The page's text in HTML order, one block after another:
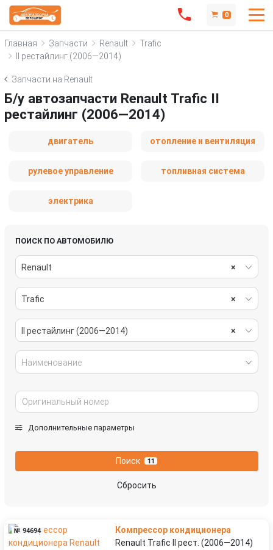
0
Главная Запчасти Renault
Trafic
II рестайлинг (2006—2014)
Запчасти на Renault
Б/у автозапчасти Renault Trafic II
рестайлинг (2006—2014)
двигатель отопление и вентиляция
рулевое управление топливная система
электрика
ПОИСК ПО АВТОМОБИЛЮ
×
Renault
×
Trafic
×
II рестайлинг (2006—2014)
Наименование
Дополнительные параметры
Поиск 11
Сбросить
№ 94694
Компрессор кондиционера
Renault Trafic II рест. (2006—2014)